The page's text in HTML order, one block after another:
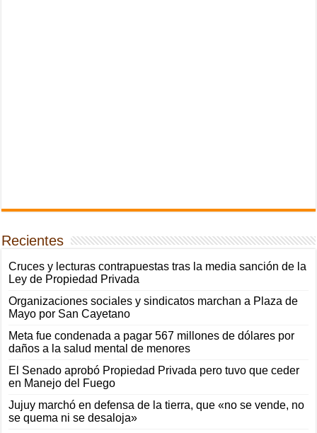
Recientes
Cruces y lecturas contrapuestas tras la media sanción de la
Ley de Propiedad Privada
Organizaciones sociales y sindicatos marchan a Plaza de
Mayo por San Cayetano
Meta fue condenada a pagar 567 millones de dólares por
daños a la salud mental de menores
El Senado aprobó Propiedad Privada pero tuvo que ceder
en Manejo del Fuego
Jujuy marchó en defensa de la tierra, que «no se vende, no
se quema ni se desaloja»